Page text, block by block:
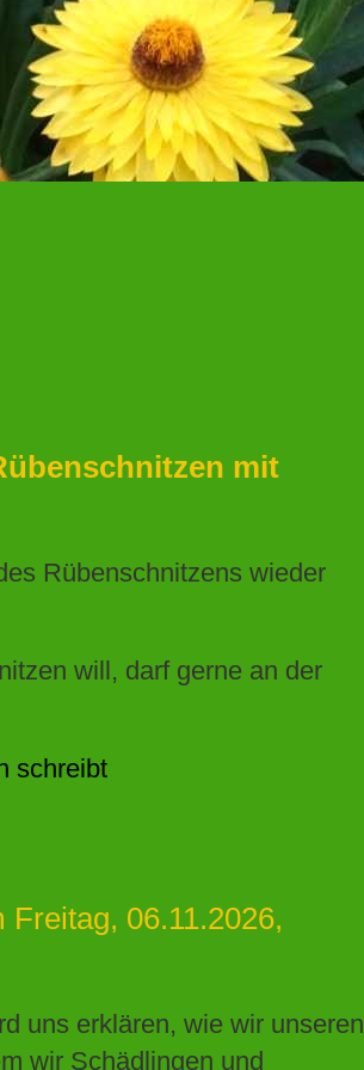
mit
Rübenschnitzens wieder
will, darf gerne an der
schreibt
06.11.2026,
uns erklären, wie wir unseren
wir Schädlingen und